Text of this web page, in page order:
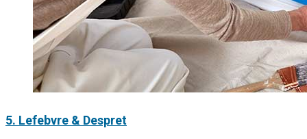
5. Lefebvre & Despret